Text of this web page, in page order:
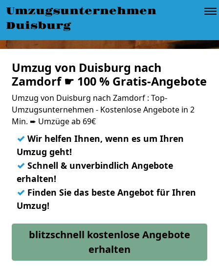
Umzugsunternehmen
Duisburg
Umzug von Duisburg nach
Zamdorf ☛ 100 % Gratis-Angebote
Umzug von Duisburg nach Zamdorf : Top-
Umzugsunternehmen - Kostenlose Angebote in 2
Min. ➨ Umzüge ab 69€
✓ Wir helfen Ihnen, wenn es um Ihren
Umzug geht!
✓ Schnell & unverbindlich Angebote
erhalten!
✓ Finden Sie das beste Angebot für Ihren
Umzug!
blitzschnell kostenlose Angebote
erhalten